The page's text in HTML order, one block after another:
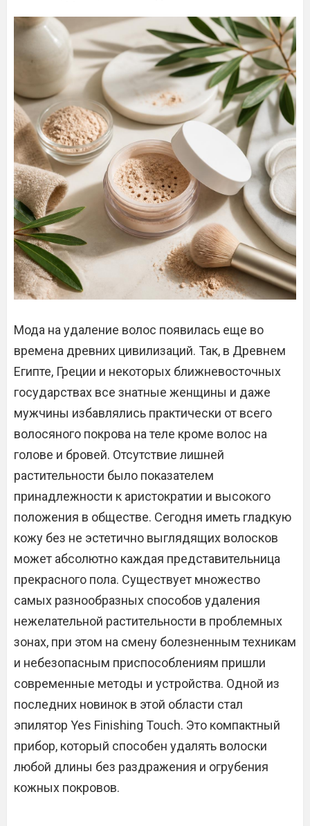
Мода на удаление волос появилась еще во
времена древних цивилизаций. Так, в Древнем
Египте, Греции и некоторых ближневосточных
государствах все знатные женщины и даже
мужчины избавлялись практически от всего
волосяного покрова на теле кроме волос на
голове и бровей. Отсутствие лишней
растительности было показателем
принадлежности к аристократии и высокого
положения в обществе. Сегодня иметь гладкую
кожу без не эстетично выглядящих волосков
может абсолютно каждая представительница
прекрасного пола. Существует множество
самых разнообразных способов удаления
нежелательной растительности в проблемных
зонах, при этом на смену болезненным техникам
и небезопасным приспособлениям пришли
современные методы и устройства. Одной из
последних новинок в этой области стал
эпилятор Yes Finishing Touch. Это компактный
прибор, который способен удалять волоски
любой длины без раздражения и огрубения
кожных покровов.